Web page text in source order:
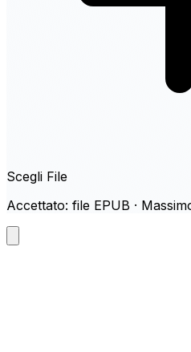
Scegli File
Accettato: file EPUB ·